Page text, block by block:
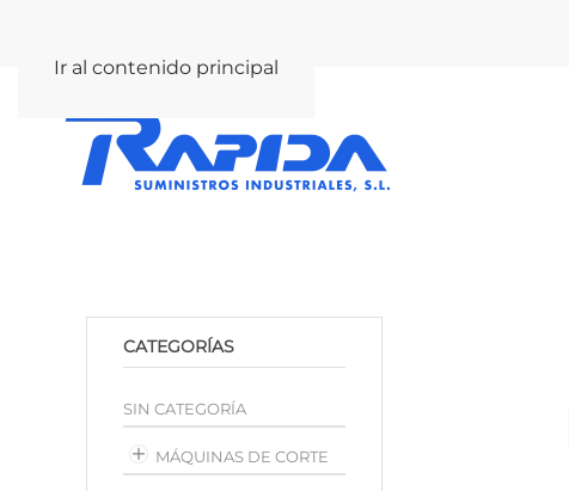
Ir al contenido principal
CATEGORÍAS
SIN CATEGORÍA
MÁQUINAS DE CORTE